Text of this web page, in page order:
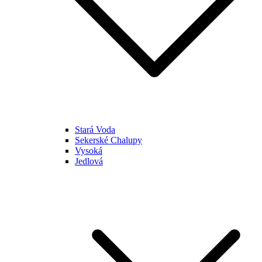
Stará Voda
Sekerské Chalupy
Vysoká
Jedlová